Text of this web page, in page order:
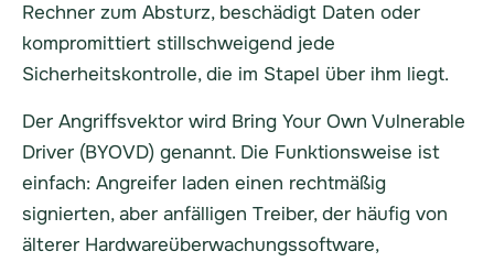
Rechner zum Absturz, beschädigt Daten oder
kompromittiert stillschweigend jede
Sicherheitskontrolle, die im Stapel über ihm liegt.
Der Angriffsvektor wird Bring Your Own Vulnerable
Driver (BYOVD) genannt. Die Funktionsweise ist
einfach: Angreifer laden einen rechtmäßig
signierten, aber anfälligen Treiber, der häufig von
älterer Hardwareüberwachungssoftware,